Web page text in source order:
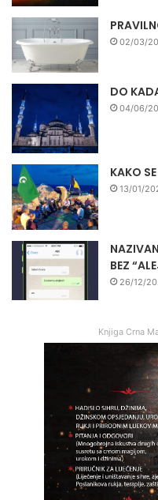
02/03/
DO
04/06/
KAKO
13/01/
BEZ
26/12/
Knjiga Crna